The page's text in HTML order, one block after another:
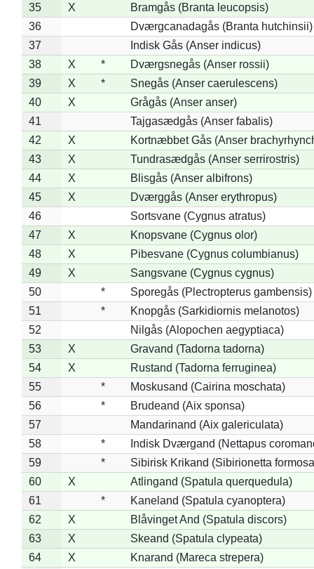
35
X
Bramgås (Branta leucopsis)
36
Dværgcanadagås (Branta hutchinsii)
37
Indisk Gås (Anser indicus)
38
X *
Dværgsnegås (Anser rossii)
39
X *
Snegås (Anser caerulescens)
40
X
Grågås (Anser anser)
41
Tajgasædgås (Anser fabalis)
42
X
Kortnæbbet Gås (Anser
43
X
Tundrasædgås (Anser serrirostris)
44
X
Blisgås (Anser albifrons)
45
X
Dværggås (Anser erythropus)
46
Sortsvane (Cygnus atratus)
47
X
Knopsvane (Cygnus olor)
48
X
Pibesvane (Cygnus columbianus)
49
X
Sangsvane (Cygnus cygnus)
50
*
Sporegås (Plectropterus gambensis)
51
*
Knopgås (Sarkidiornis melanotos)
52
Nilgås (Alopochen aegyptiaca)
53
X
Gravand (Tadorna tadorna)
54
X
Rustand (Tadorna ferruginea)
55
*
Moskusand (Cairina moschata)
56
*
Brudeand (Aix sponsa)
57
Mandarinand (Aix galericulata)
58
*
Indisk Dværgand (Nettapus
59
*
Sibirisk Krikand (Sibirionetta
60
X
Atlingand (Spatula querquedula)
61
*
Kaneland (Spatula cyanoptera)
62
X
Blåvinget And (Spatula discors)
63
X
Skeand (Spatula clypeata)
64
X
Knarand (Mareca strepera)